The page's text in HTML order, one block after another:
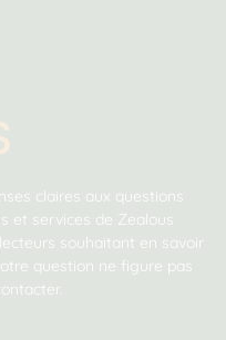
claires aux questions
et services de Zealous
souhaitant en savoir
question ne figure pas